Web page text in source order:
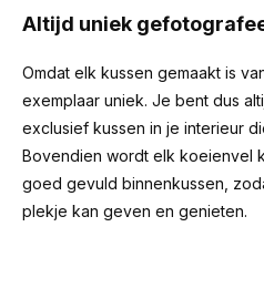
Altijd uniek
Omdat elk kussen gemaakt is
exemplaar uniek. Je bent dus
exclusief kussen in je interieur
Bovendien wordt elk koeienvel
goed gevuld binnenkussen,
plekje kan geven en genieten.